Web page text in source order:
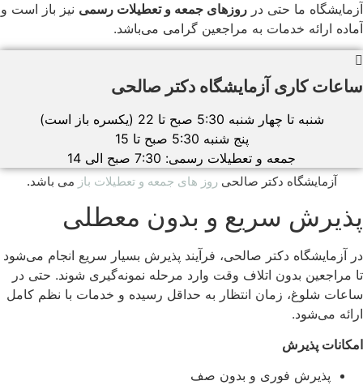
آزمایشگاه ما حتی در روزهای جمعه و تعطیلات رسمی نیز باز است و
آماده ارائه خدمات به مراجعین گرامی می‌باشد.
ساعات کاری آزمایشگاه دکتر صالحی
شنبه تا چهار شنبه 5:30 صبح تا 22 (یکسره باز است)
پنج شنبه 5:30 صبح تا 15
جمعه و تعطیلات رسمی: 7:30 صبح الی 14
آزمایشگاه دکتر صالحیروز های جمعه و تعطیلات باز می باشد.
پذیرش سریع و بدون معطلی
در آزمایشگاه دکتر صالحی، فرآیند پذیرش بسیار سریع انجام می‌شود
تا مراجعین بدون اتلاف وقت وارد مرحله نمونه‌گیری شوند. حتی در
ساعات شلوغ، زمان انتظار به حداقل رسیده و خدمات با نظم کامل
ارائه می‌شود.
امکانات پذیرش
پذیرش فوری و بدون صف